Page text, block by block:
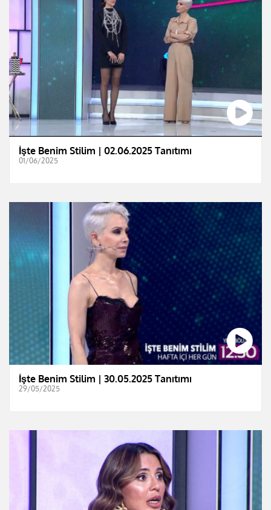
İşte Benim Stilim | 02.06.2025 Tanıtımı
01/06/2025
İşte Benim Stilim | 30.05.2025 Tanıtımı
29/05/2025